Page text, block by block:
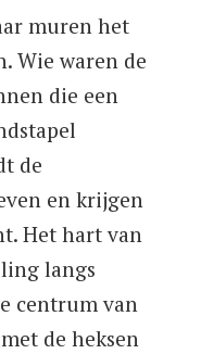
muren het
Wie waren de
die een
de
en krijgen
Het hart van
langs
centrum van
de heksen